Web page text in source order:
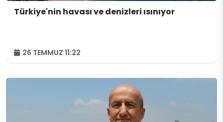
Türkiye'nin havası ve denizleri ısınıyor
26 TEMMUZ 11:22